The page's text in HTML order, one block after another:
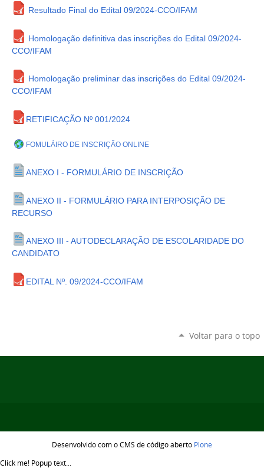
Resultado Final do Edital 09/2024-CCO/IFAM
Homologação definitiva das inscrições do Edital 09/2024-
CCO/IFAM
Homologação preliminar das inscrições do Edital 09/2024-
CCO/IFAM
RETIFICAÇÃO Nº 001/2024
FOMULÁIRO DE INSCRIÇÃO ONLINE
ANEXO I - FORMULÁRIO DE INSCRIÇÃO
ANEXO II - FORMULÁRIO PARA INTERPOSIÇÃO DE
RECURSO
ANEXO III - AUTODECLARAÇÃO DE ESCOLARIDADE DO
CANDIDATO
EDITAL Nº. 09/2024-CCO/IFAM
Voltar para o topo
Desenvolvido com o CMS de código aberto Plone
Click me! Popup text...